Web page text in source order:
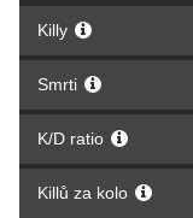
Killy
Smrti
K/D ratio
Killů za kolo